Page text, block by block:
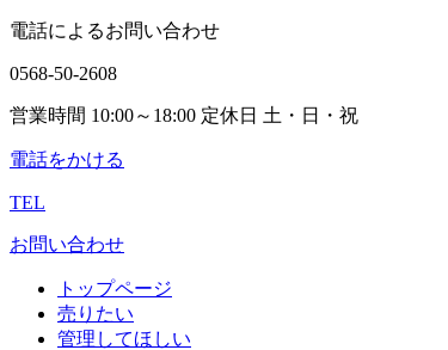
電話によるお問い合わせ
0568-50-2608
営業時間 10:00～18:00 定休日 土・日・祝
電話をかける
TEL
お問い合わせ
トップページ
売りたい
管理してほしい